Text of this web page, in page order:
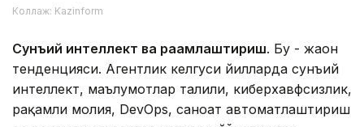
Коллаж: Kazinform
Сунъий интеллект ва рақамлаштириш. Бу - жаҳон
тенденцияси. Агентлик келгуси йилларда сунъий
интеллект, маълумотлар таҳлили, киберхавфсизлик,
рақамли молия, DevOps, саноат автоматлаштириш